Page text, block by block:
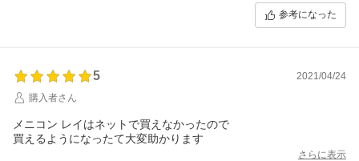
参考になった
5
2021/04/24
購入者さん
メニコン レイはネットで買えなかったので
買えるようになったて大変助かります
さらに表示